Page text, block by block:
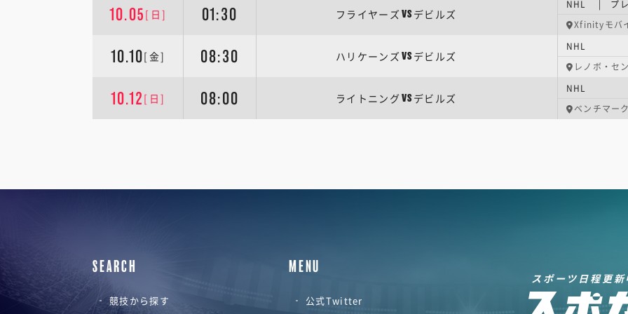
10.05 [日] 01:30 フライヤーズ VS デビルズ
NHL | プレ
Xfinityモバ
10.10[金] 08:30 ハリケーンズ VS デビルズ
NHL
レノボ・セ
10.12 [日] 08:00 ライトニング VS デビルズ
NHL
ベンチマー
SEARCH
競技から探す
MENU
公式Twitter
スポーツ日程更新